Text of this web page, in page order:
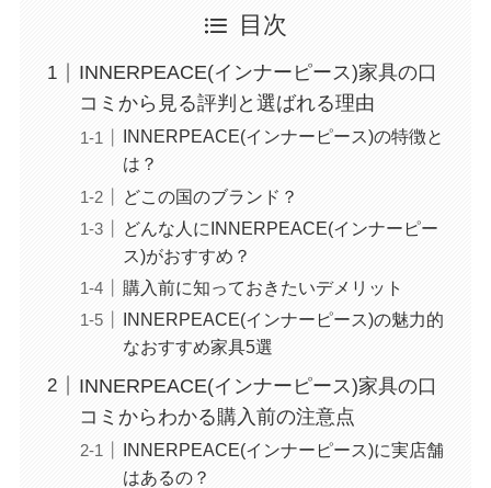
目次
INNERPEACE(インナーピース)家具の口
コミから見る評判と選ばれる理由
INNERPEACE(インナーピース)の特徴と
は？
どこの国のブランド？
どんな人にINNERPEACE(インナーピー
ス)がおすすめ？
購入前に知っておきたいデメリット
INNERPEACE(インナーピース)の魅力的
なおすすめ家具5選
INNERPEACE(インナーピース)家具の口
コミからわかる購入前の注意点
INNERPEACE(インナーピース)に実店舗
はあるの？